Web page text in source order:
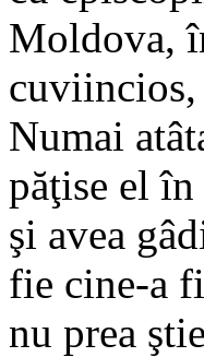
Moldova,
Numai
păţise el
şi avea
fie cine-a
nu prea